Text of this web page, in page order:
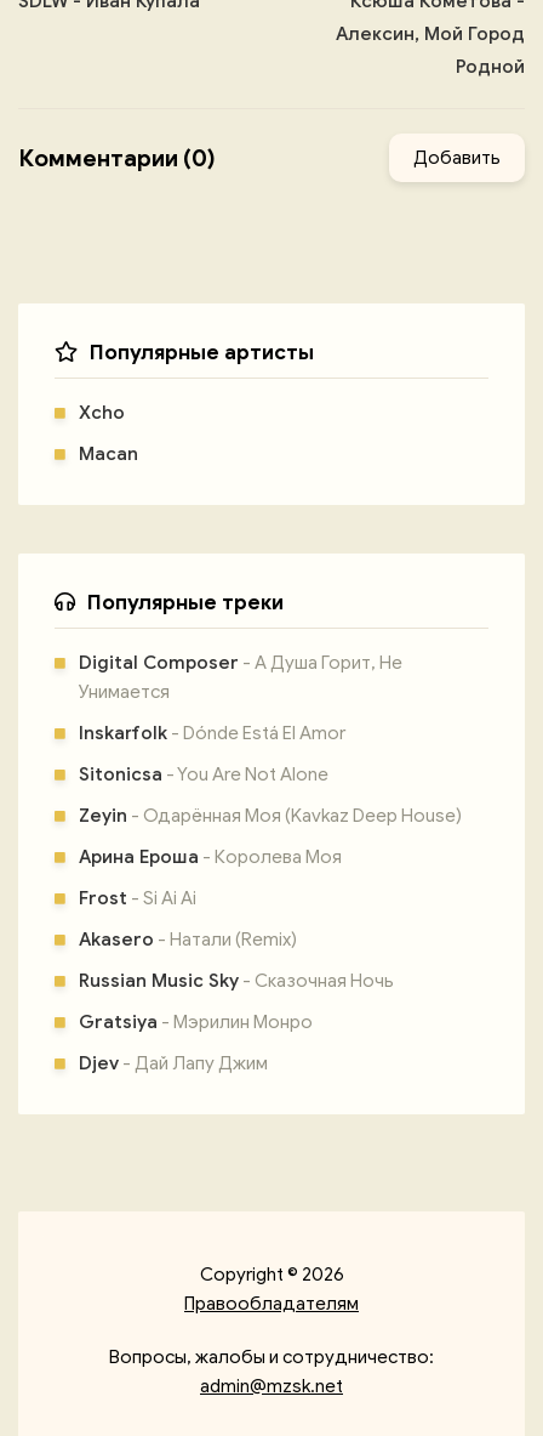
Алексин, Мой Город
Родной
Комментарии (0) Добавить
Популярные артисты
Xcho
Macan
Популярные треки
Digital Composer - А Душа Горит, Не
Унимается
Inskarfolk - Dónde Está El Amor
Sitonicsa - You Are Not Alone
Zeyin - Одарённая Моя (Kavkaz Deep House)
Арина Ероша - Королева Моя
Frost - Si Ai Ai
Akasero - Натали (Remix)
Russian Music Sky - Сказочная Ночь
Gratsiya - Мэрилин Монро
Djev - Дай Лапу Джим
Copyright © 2026
Правообладателям
Вопросы, жалобы и сотрудничество:
admin@mzsk.net